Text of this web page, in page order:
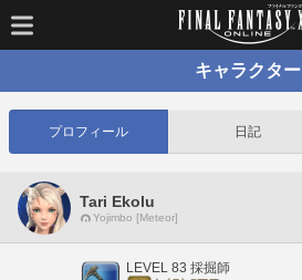
キャラクター
プロフィール 日記
Tari Ekolu
Yojimbo [Meteor]
LEVEL 83 採掘師